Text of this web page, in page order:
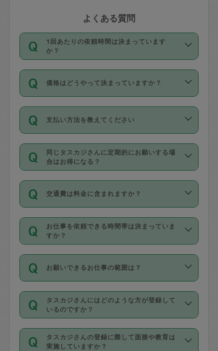
よくある質問
1回あたりの依頼時間は決まっています
か？
依頼1回につき3時間固定です。3時間を
超えて依頼したい場合は、延長機能をご
利用ください。機能をご利用いただくに
の上事前申請することが必要です。な
お、3時間を下回っても、値引き等はござ
いません。
価格はどうやって決まっていますか？
11種類の価格帯の中からタスカジさん自
身が価格を選んで設定しています。
タスカジさんの価格設定には最初は制限
があり、レビュー件数、レビューの平均
値、などで除々に設定可能な最高額が上
がっていく仕組みになっています。
支払い方法を教えてください
お支払方法はクレジットカード（Visa／
Master／JCB／AMERICAN EXPRESS／
Diners Club）のみとなります。
を行う際にご入力ください。プロフィー
ル登録時にはご入力いただかなくても大
丈夫です。
デビットカード・プリペイドカード（Vプ
リカ、au WALLETなど）は支払にはご利
銀行振込や現金払いも対応していませ
なお、タスカジさんの交通費も、依頼料
金のご請求と合わせてお支払いとなりま
動計算で表示されます。
同じタスカジさんに定期的にお願いする場
合はお得になる？
依頼には「スポット」と「定期（毎週｜
隔週）」があり、「定期」の依頼は「ス
ポット」よりお得な料金でご利用できま
す。
定期の最低利用回数は設けていない代わ
りに、一定数を超えたキャンセルは有償
（例：毎週定期の場合は３回以上のキャ
ンセルが有償（1200円、隔週定期の場合
は２回以上のキャンセルが有償（1200
交通費は料金に含まれますか？
交通費は依頼料金とは別途発生し、依頼
料金のご請求と合わせてお支払いとなり
ます。交通費の金額は「依頼の詳細」に
お仕事を依頼できる時間帯は決まっていま
すか？
時間帯は3種類あります。いずれも１回あ
たり３時間です。
・ＡＭ ９時～１２時
・ＰＭ １３時～１６時
・夜 １８時～２１時
開始時間を２時間前後変更することが可
お願いできるお仕事の範囲は？
掃除、整理収納、洗濯、買い物、料理、
作り置きです。タスカジさんによってで
きる仕事の範囲が異なりますので、依頼
する前にタスカジさんのプロフィールで
確認してください。
タスカジさんにはどのような方が登録して
いるのですか？
主婦として長年の家事経験をお持ちの
方、栄養士・調理師といった資格者で保
タスカジさんの登録に際して面接や教育は
実施していますか？